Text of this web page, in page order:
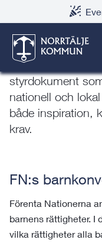
Norrtälje
styrdokument
nationell och
både inspiration,
krav.
FN:s
Förenta Nationerna
barnens rättigheter. I
vilka rättigheter alla